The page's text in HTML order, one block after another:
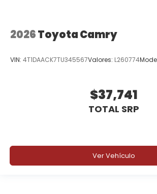
2026Toyota Camry
VIN: 4T1DAACK7TU345567Valores: L260774
$37,741
TOTAL SRP
Ver Vehículo